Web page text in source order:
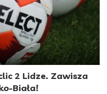
2 Lidze. Zawisza
Biała!